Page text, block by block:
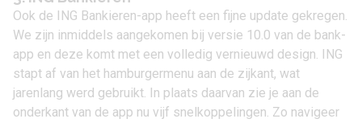
Ook de ING Bankieren-app heeft een fijne update gekregen.
We zijn inmiddels aangekomen bij versie 10.0 van de bank-
app en deze komt met een volledig vernieuwd design. ING
stapt af van het hamburgermenu aan de zijkant, wat
jarenlang werd gebruikt. In plaats daarvan zie je aan de
onderkant van de app nu vijf snelkoppelingen. Zo navigeer